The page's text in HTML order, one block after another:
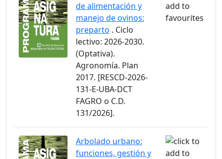
de alimentación y
manejo de ovinos:
preparto . Ciclo
lectivo: 2026-2030.
(Optativa).
Agronomía. Plan
2017. [RESCD-2026-
131-E-UBA-DCT
FAGRO o C.D.
131/2026].
Arbolado urbano:
funciones, gestión y